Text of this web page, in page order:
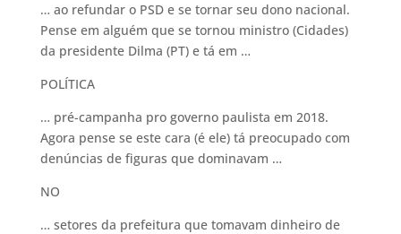
… ao refundar o PSD e se tornar seu dono nacional.
Pense em alguém que se tornou ministro (Cidades)
da presidente Dilma (PT) e tá em …
POLÍTICA
… pré-campanha pro governo paulista em 2018.
Agora pense se este cara (é ele) tá preocupado com
denúncias de figuras que dominavam …
NO
… setores da prefeitura que tomavam dinheiro de